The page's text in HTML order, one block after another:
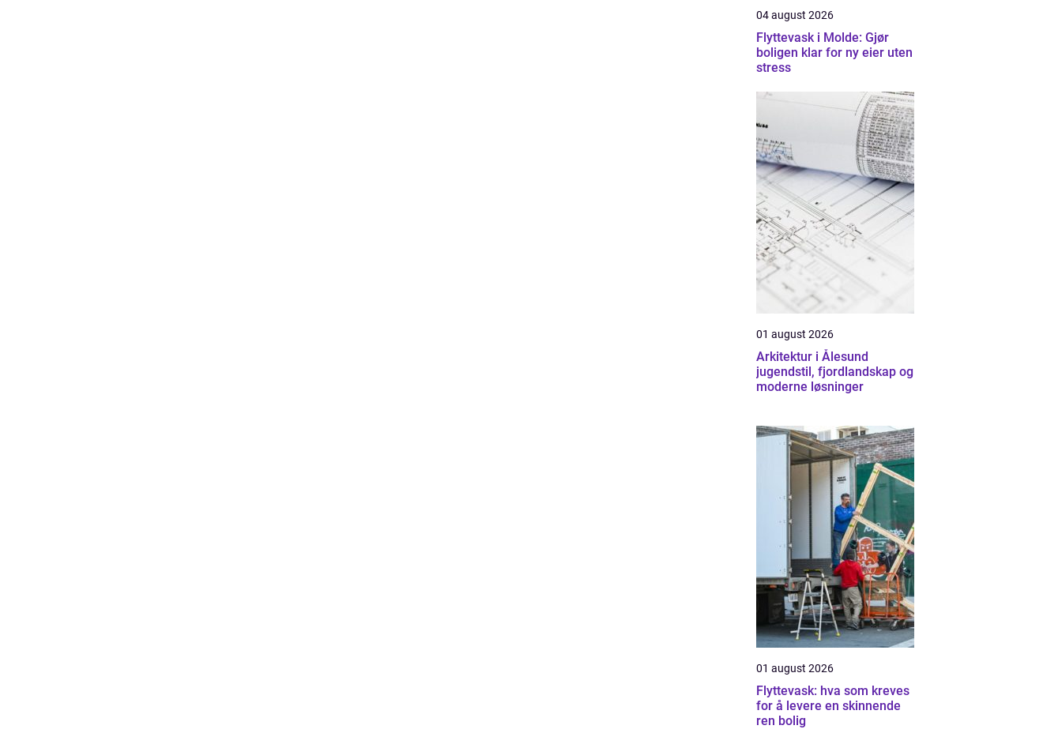
04 august 2026
Flyttevask i Molde: Gjør
boligen klar for ny eier uten
stress
01 august 2026
Arkitektur i Ålesund
jugendstil, fjordlandskap og
moderne løsninger
01 august 2026
Flyttevask: hva som kreves
for å levere en skinnende
ren bolig